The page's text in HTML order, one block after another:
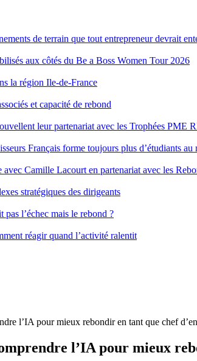
de terrain que tout entrepreneur devrait
aux côtés du Be a Boss Women Tour 2026
la région Ile-de-France
et capacité de rebond
leur partenariat avec les Trophées PME
Français forme toujours plus d’étudiants au
Camille Lacourt en partenariat avec les
stratégiques des dirigeants
pas l’échec mais le rebond ?
réagir quand l’activité ralentit
l’IA pour mieux rebondir en tant que chef
l’IA pour mieux